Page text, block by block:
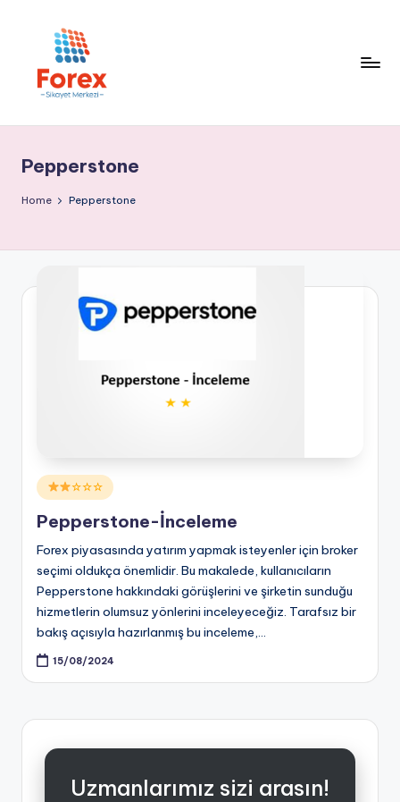
Pepperstone
Home Pepperstone
Posted
in
☆☆☆
Pepperstone-İnceleme
Forex piyasasında yatırım yapmak isteyenler için broker
seçimi oldukça önemlidir. Bu makalede, kullanıcıların
Pepperstone hakkındaki görüşlerini ve şirketin sunduğu
hizmetlerin olumsuz yönlerini inceleyeceğiz. Tarafsız bir
bakış açısıyla hazırlanmış bu inceleme,…
15/08/2024
Uzmanlarımız sizi arasın!